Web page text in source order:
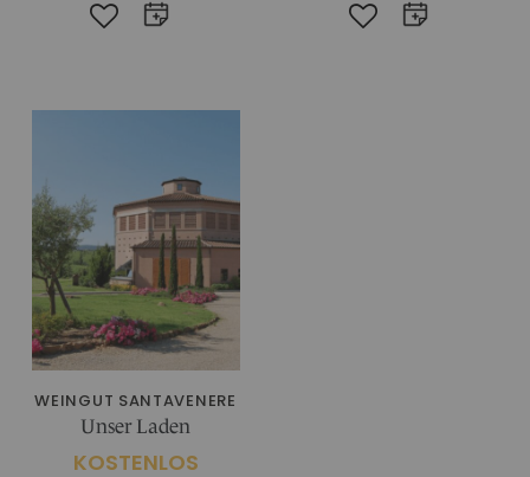
WEINGUT SANTAVENERE
Unser Laden
KOSTENLOS